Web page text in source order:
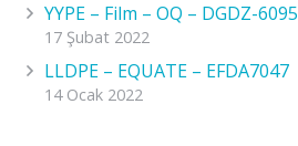
YYPE – Film – OQ – DGDZ-6095
17 Şubat 2022
LLDPE – EQUATE – EFDA7047
14 Ocak 2022